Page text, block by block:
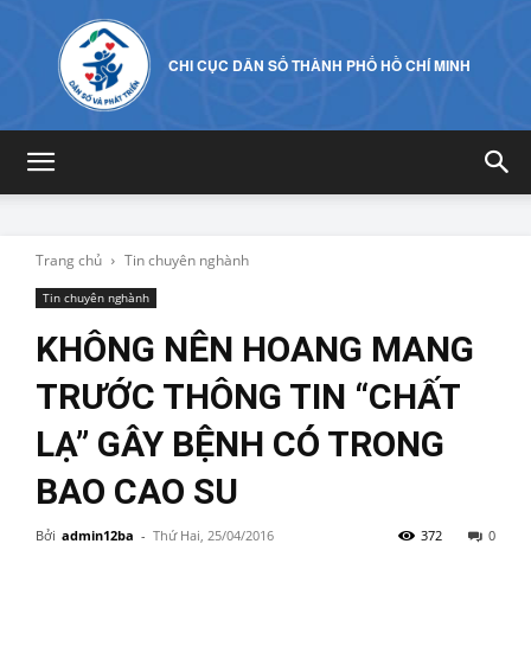
CHI CỤC DÂN SỐ THÀNH PHỐ HỒ CHÍ MINH
Trang chủ Tin chuyên nghành
Tin chuyên nghành
KHÔNG NÊN HOANG MANG
TRƯỚC THÔNG TIN “CHẤT
LẠ” GÂY BỆNH CÓ TRONG
BAO CAO SU
Bởi admin12ba - Thứ Hai, 25/04/2016 0
372